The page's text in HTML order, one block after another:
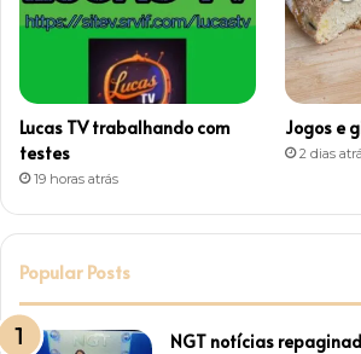
Lucas TV trabalhando com
testes
19 horas atrás
Jogos e
2 dias
Popular Posts
NGT notícias